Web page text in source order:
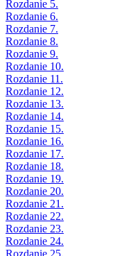
Rozdanie 5.
Rozdanie 6.
Rozdanie 7.
Rozdanie 8.
Rozdanie 9.
Rozdanie 10.
Rozdanie 11.
Rozdanie 12.
Rozdanie 13.
Rozdanie 14.
Rozdanie 15.
Rozdanie 16.
Rozdanie 17.
Rozdanie 18.
Rozdanie 19.
Rozdanie 20.
Rozdanie 21.
Rozdanie 22.
Rozdanie 23.
Rozdanie 24.
Rozdanie 25.